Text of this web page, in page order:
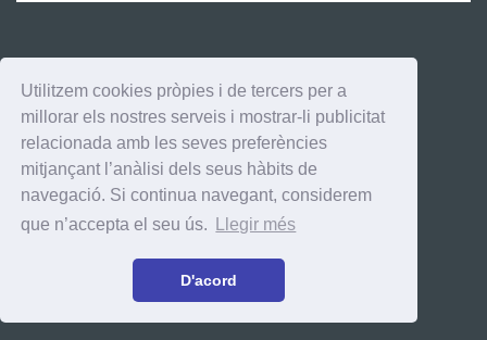
Utilitzem cookies pròpies i de tercers per a
millorar els nostres serveis i mostrar-li publicitat
relacionada amb les seves preferències
mitjançant l’anàlisi dels seus hàbits de
navegació. Si continua navegant, considerem
que n’accepta el seu ús.
Llegir més
D'acord